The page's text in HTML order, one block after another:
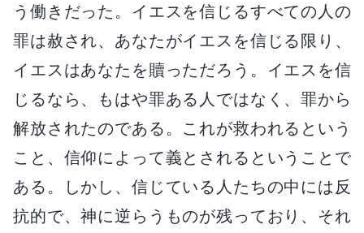
う働きだった。イエスを信じるすべての人の
罪は赦され、あなたがイエスを信じる限り、
イエスはあなたを贖っただろう。イエスを信
じるなら、もはや罪ある人ではなく、罪から
解放されたのである。これが救われるという
こと、信仰によって義とされるということで
ある。しかし、信じている人たちの中には反
抗的で、神に逆らうものが残っており、それ